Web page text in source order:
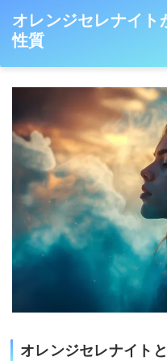
オレンジセレナイト
性質
オレンジセレナイト